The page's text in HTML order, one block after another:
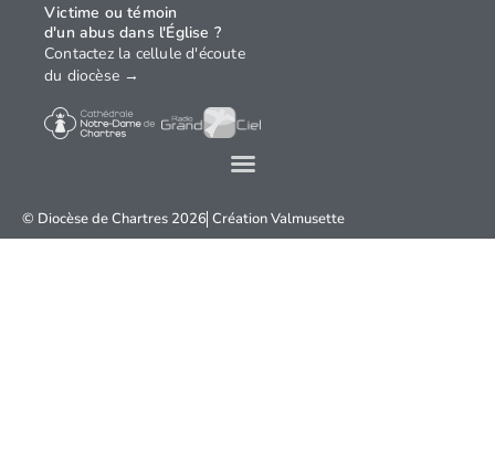
© Diocèse de Chartres 2026 CréationValmusette
Victime ou témoin
d'un abus dans l'Église ?
Contactez la cellule d'écoute
du diocèse →